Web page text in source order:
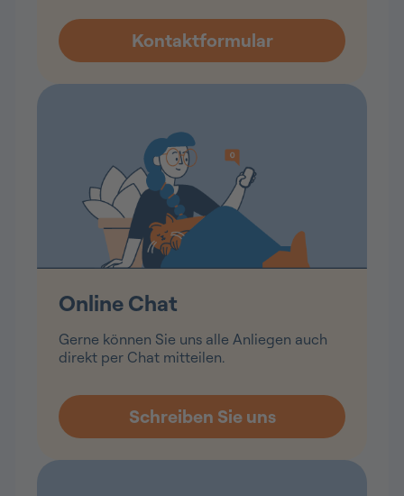
Online Chat
Gerne können Sie uns alle Anliegen auch
direkt per Chat mitteilen.